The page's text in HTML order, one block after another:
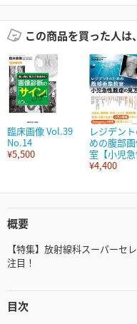
この商品を買った人は
臨床画像 Vol.39
No.14
¥5,500
レジデン
めの腹部
室【小児
¥4,400
概要
【特集】放射線科スーパー
注目！
目次